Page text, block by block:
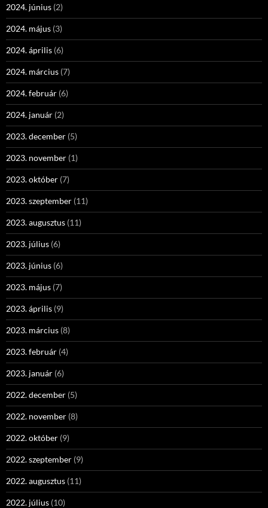
2024. június (2)
2024. május (3)
2024. április (6)
2024. március (7)
2024. február (6)
2024. január (2)
2023. december (5)
2023. november (1)
2023. október (7)
2023. szeptember (11)
2023. augusztus (11)
2023. július (6)
2023. június (6)
2023. május (7)
2023. április (9)
2023. március (8)
2023. február (4)
2023. január (6)
2022. december (5)
2022. november (8)
2022. október (9)
2022. szeptember (9)
2022. augusztus (11)
2022. július (10)